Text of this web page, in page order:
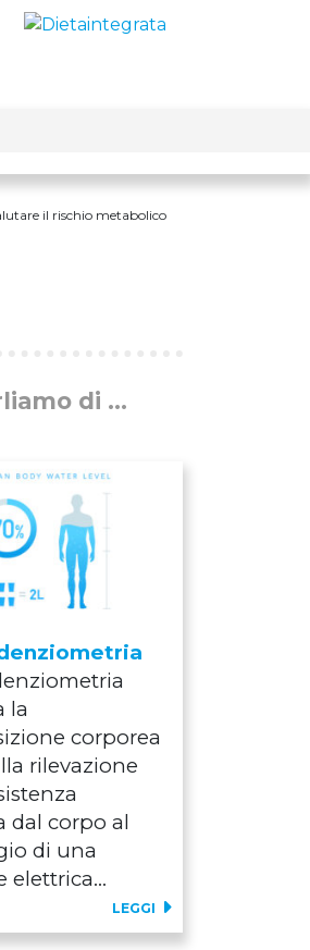
il rischio metabolico
di ...
la
corporea
rilevazione
dal corpo al
di una
elettrica...
LEGGI